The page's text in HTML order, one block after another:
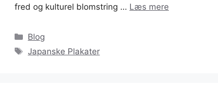
fred og kulturel blomstring … Læs mere
Kategorier
Blog
Tags
Japanske Plakater